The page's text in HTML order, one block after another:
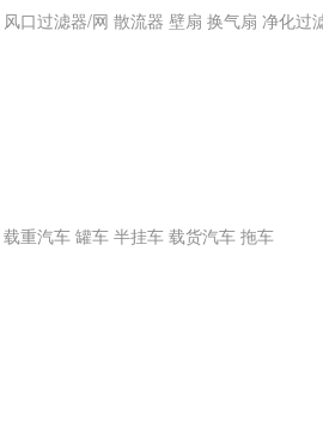
风口过滤器/网 散流器 壁扇 换气扇 净化过
载重汽车 罐车 半挂车 载货汽车 拖车